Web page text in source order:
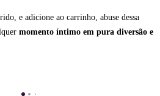
e adicione ao carrinho, abuse dessa
momento íntimo em pura diversão e